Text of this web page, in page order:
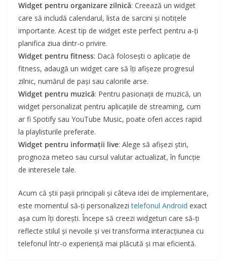
Widget pentru organizare zilnică: Creează un widget
care să includă calendarul, lista de sarcini și notițele
importante. Acest tip de widget este perfect pentru a-ți
planifica ziua dintr-o privire.
Widget pentru fitness: Dacă folosești o aplicație de
fitness, adaugă un widget care să îți afișeze progresul
zilnic, numărul de pași sau caloriile arse.
Widget pentru muzică: Pentru pasionații de muzică, un
widget personalizat pentru aplicațiile de streaming, cum
ar fi Spotify sau YouTube Music, poate oferi acces rapid
la playlisturile preferate.
Widget pentru informații live: Alege să afișezi știri,
prognoza meteo sau cursul valutar actualizat, în funcție
de interesele tale.
Acum că știi pașii principali și câteva idei de implementare,
este momentul să-ți personalizezitelefonul Android exact
așa cum îți dorești. Începe să creezi widgeturi care să-ți
reflecte stilul și nevoile și vei transforma interacțiunea cu
telefonul într-o experiență mai plăcută și mai eficientă.